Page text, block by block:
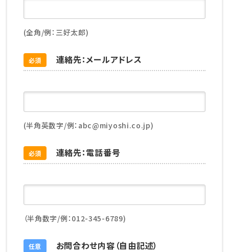
(全角/例：三好太郎)
連絡先：メールアドレス
必須
(半角英数字/例：abc@miyoshi.co.jp)
連絡先：電話番号
必須
（半角数字/例：012-345-6789)
お問合わせ内容（自由記述）
任意